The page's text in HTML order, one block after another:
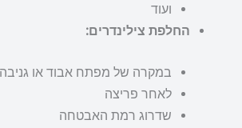
ועוד
החלפת צילינדרים:
במקרה של מפתח אבוד או גניבה
לאחר פריצה
שדרוג רמת האבטחה